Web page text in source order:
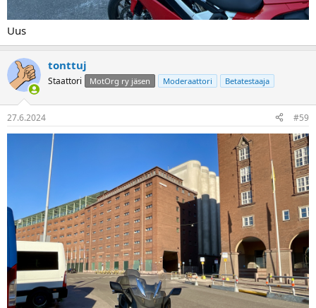
Uus
tonttuj
Staattori MotOrg ry jäsen Moderaattori Betatestaaja
27.6.2024 #59